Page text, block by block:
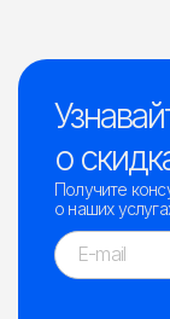
о
Получите
о наших